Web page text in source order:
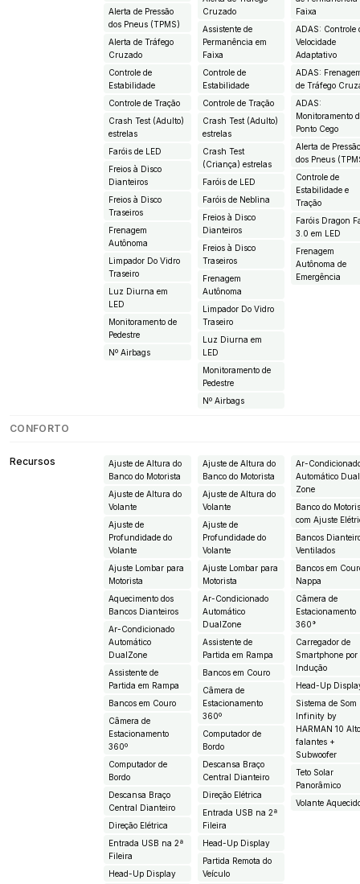
Alerta de Pressão
dos Pneus (TPMS)
Alerta de Tráfego
Cruzado
Controle de
Estabilidade
Controle de Tração
Crash Test (Adulto)
estrelas
Faróis de LED
Freios à Disco
Dianteiros
Freios à Disco
Traseiros
Frenagem
Autônoma
Limpador Do Vidro
Traseiro
Luz Diurna em
LED
Monitoramento de
Pedestre
Nº Airbags
Cruzado
Assistente de
Permanência em
Faixa
Controle de
Estabilidade
Controle de Tração
Crash Test (Adulto)
estrelas
Crash Test
(Criança) estrelas
Faróis de LED
Faróis de Neblina
Freios à Disco
Dianteiros
Freios à Disco
Traseiros
Frenagem
Autônoma
Limpador Do Vidro
Traseiro
Luz Diurna em
LED
Monitoramento de
Pedestre
Nº Airbags
Faixa
ADAS: Controle
Velocidade
Adaptativo
ADAS:
de Tráfego
ADAS:
Monitoramento
Ponto Cego
Alerta de
dos Pneus
Controle de
Estabilidade e
Tração
Faróis Dragon
3.0 em LED
Frenagem
Autônoma de
Emergência
CONFORTO
Recursos
Ajuste de Altura do
Banco do Motorista
Ajuste de Altura do
Volante
Ajuste de
Profundidade do
Volante
Ajuste Lombar para
Motorista
Aquecimento dos
Bancos Dianteiros
Ar-Condicionado
Automático
DualZone
Assistente de
Partida em Rampa
Bancos em Couro
Câmera de
Estacionamento
360º
Computador de
Bordo
Descansa Braço
Central Dianteiro
Direção Elétrica
Entrada USB na 2ª
Fileira
Head-Up Display
Ajuste de Altura do
Banco do Motorista
Ajuste de Altura do
Volante
Ajuste de
Profundidade do
Volante
Ajuste Lombar para
Motorista
Ar-Condicionado
Automático
DualZone
Assistente de
Partida em Rampa
Bancos em Couro
Câmera de
Estacionamento
360º
Computador de
Bordo
Descansa Braço
Central Dianteiro
Direção Elétrica
Entrada USB na 2ª
Fileira
Head-Up Display
Partida Remota do
Veículo
Ar-
Automático Dual
Zone
Banco do
com Ajuste
Bancos
Ventilados
Bancos em
Nappa
Câmera de
Estacionamento
360°
Carregador de
Smartphone por
Indução
Head-Up
Sistema de Som
Infinity by
HARMAN 10
falantes +
Subwoofer
Teto Solar
Panorâmico
Volante